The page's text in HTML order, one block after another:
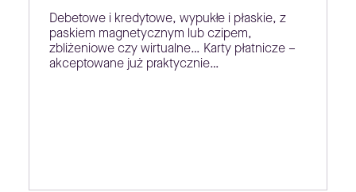
Debetowe i kredytowe, wypukłe i płaskie, z
paskiem magnetycznym lub czipem,
zbliżeniowe czy wirtualne… Karty płatnicze –
akceptowane już praktycznie…